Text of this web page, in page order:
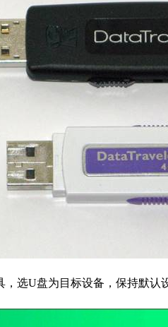
选U盘为目标设备，保持默认